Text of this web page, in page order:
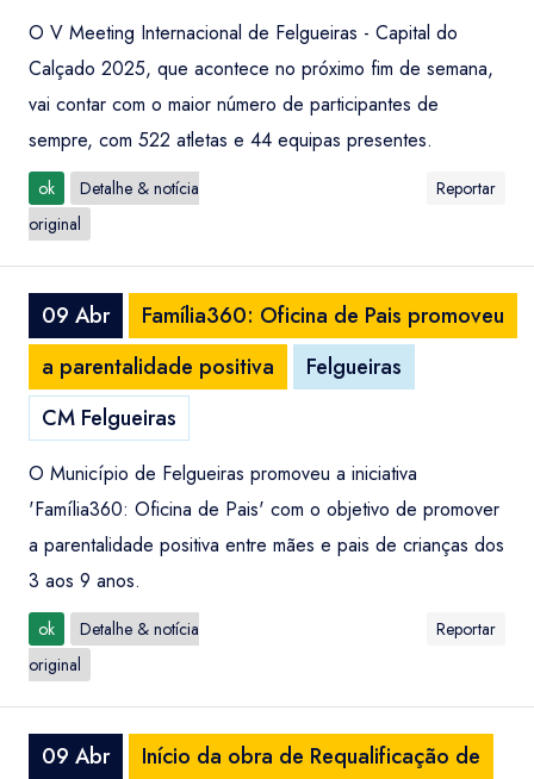
O V Meeting Internacional de Felgueiras - Capital do
Calçado 2025, que acontece no próximo fim de semana,
vai contar com o maior número de participantes de
sempre, com 522 atletas e 44 equipas presentes.
ok
Detalhe & notícia
original
Reportar
09 Abr
Família360: Oficina de Pais promoveu
a parentalidade positiva
Felgueiras
CM Felgueiras
O Município de Felgueiras promoveu a iniciativa
'Família360: Oficina de Pais' com o objetivo de promover
a parentalidade positiva entre mães e pais de crianças dos
3 aos 9 anos.
ok
Detalhe & notícia
original
Reportar
09 Abr
Início da obra de Requalificação de